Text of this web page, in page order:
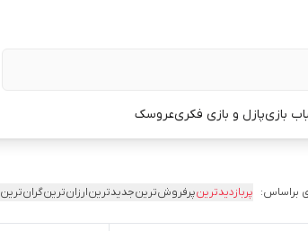
بازیپازل و بازی فکریعروسک
براساس: پربازدیدترینپرفروش‌ترینجدیدترینارزان‌ترینگران‌ترین